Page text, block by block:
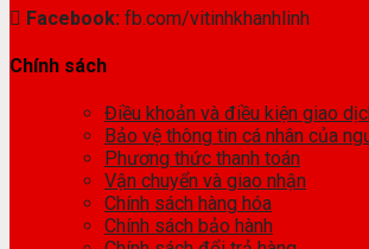
Facebook: fb.com/vitinhkhanhlinh
Chính sách
Điều khoản và điều kiện giao
Bảo vệ thông tin cá nhân của
Phương thức thanh toán
Vận chuyển và giao nhận
Chính sách hàng hóa
Chính sách bảo hành